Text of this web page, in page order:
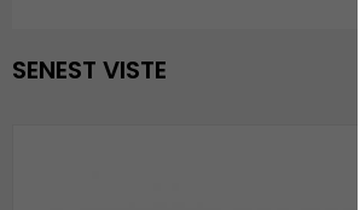
SENEST VISTE